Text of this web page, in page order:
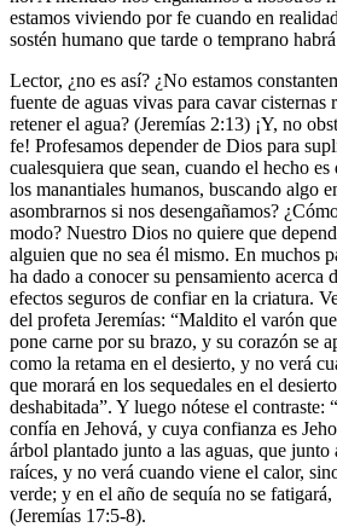
estamos viviendo por fe cuando en
sostén humano que tarde o temprano
Lector, ¿no es así? ¿No estamos
fuente de aguas vivas para cavar cisternas
retener el agua? (Jeremías 2:13) ¡Y, no
fe! Profesamos depender de Dios para
cualesquiera que sean, cuando el hecho
los manantiales humanos, buscando algo
asombrarnos si nos desengañamos?
modo? Nuestro Dios no quiere que
alguien que no sea él mismo. En muchos
ha dado a conocer su pensamiento acerca
efectos seguros de confiar en la criatura.
del profeta Jeremías: “Maldito el varón
pone carne por su brazo, y su corazón se
como la retama en el desierto, y no verá
que morará en los sequedales en el
deshabitada”. Y luego nótese el contraste:
confía en Jehová, y cuya confianza es
árbol plantado junto a las aguas, que junto
raíces, y no verá cuando viene el calor,
verde; y en el año de sequía no se
(Jeremías 17:5-8).